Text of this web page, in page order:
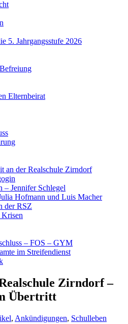
5. Jahrgangsstufe 2026
Elternbeirat
an der Realschule Zirndorf
– Jennifer Schlegel
Hofmann und Luis Macher
der RSZ
– FOS – GYM
im Streifendienst
Zirndorf –
Übertritt
, Ankündigungen, Schulleben